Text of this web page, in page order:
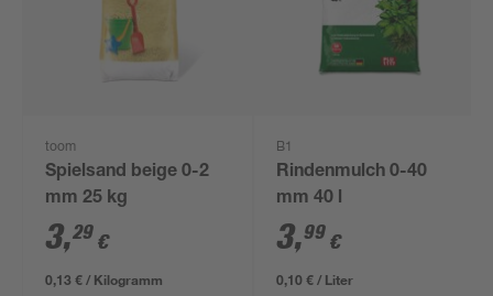
toom
Spielsand beige 0-2
mm 25 kg
3,29 €
0,13 € / Kilogramm
B1
Rindenmulch 0-40
mm 40 l
3,99 €
0,10 € / Liter